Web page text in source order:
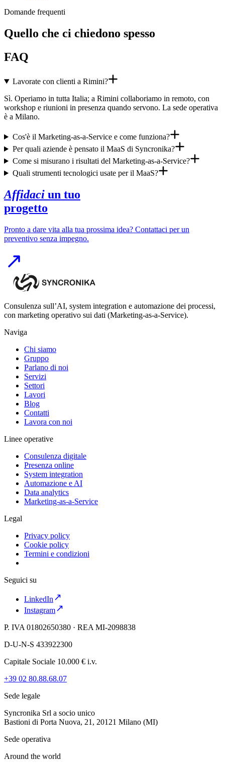
Domande frequenti
Quello che ci chiedono spesso
FAQ
Lavorate con clienti a Rimini?
Sì. Operiamo in tutta Italia; a Rimini collaboriamo in remoto, con
workshop e riunioni in presenza quando servono. La sede operativa
è a Milano.
Cos'è il Marketing-as-a-Service e come funziona?
Per quali aziende è pensato il MaaS di Syncronika?
Come si misurano i risultati del Marketing-as-a-Service?
Quali strumenti tecnologici usate per il MaaS?
Affidaci un tuo
progetto
Pronto a dare vita alla tua prossima idea? Contattaci per un
preventivo senza impegno.
Consulenza sull’AI, system integration e automazione dei processi,
con marketing operativo sui dati (Marketing-as-a-Service).
Naviga
Chi siamo
Gruppo
Parlano di noi
Servizi
Settori
Lavori
Blog
Contatti
Lavora con noi
Linee operative
Consulenza digitale
Presenza online
System integration
Automazione e AI
Data analytics
Marketing-as-a-Service
Legal
Privacy policy
Cookie policy
Termini e condizioni
Seguici su
LinkedIn
Instagram
P. IVA 01802650380 · REA MI-2098838
D-U-N-S 433922300
Capitale Sociale 10.000 € i.v.
+39 02 80.88.68.07
Sede legale
Syncronika Srl a socio unico
Bastioni di Porta Nuova, 21, 20121 Milano (MI)
Sede operativa
Around the world